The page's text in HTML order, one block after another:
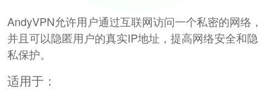
AndyVPN允许用户通过互联网访问一个私密的网络，
并且可以隐匿用户的真实IP地址，提高网络安全和隐
私保护。
适用于：